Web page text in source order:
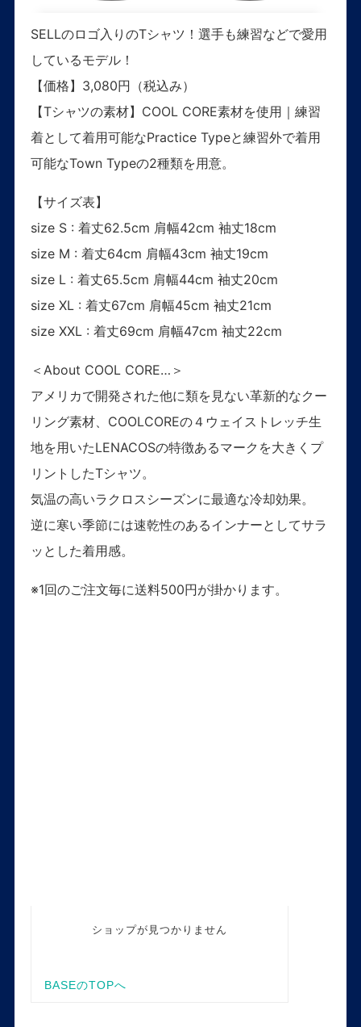
SELLのロゴ入りのTシャツ！選手も練習などで愛用
しているモデル！
【価格】3,080円（税込み）
【Tシャツの素材】COOL CORE素材を使用｜練習
着として着用可能なPractice Typeと練習外で着用
可能なTown Typeの2種類を用意。
【サイズ表】
size S : 着丈62.5cm 肩幅42cm 袖丈18cm
size M : 着丈64cm 肩幅43cm 袖丈19cm
size L : 着丈65.5cm 肩幅44cm 袖丈20cm
size XL : 着丈67cm 肩幅45cm 袖丈21cm
size XXL : 着丈69cm 肩幅47cm 袖丈22cm
＜About COOL CORE…＞
アメリカで開発された他に類を見ない革新的なクー
リング素材、COOLCOREの４ウェイストレッチ生
地を用いたLENACOSの特徴あるマークを大きくプ
リントしたTシャツ。
気温の高いラクロスシーズンに最適な冷却効果。
逆に寒い季節には速乾性のあるインナーとしてサラ
ッとした着用感。
※1回のご注文毎に送料500円が掛かります。